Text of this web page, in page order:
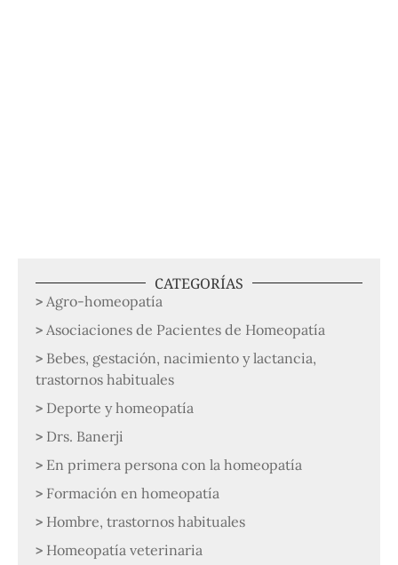
CATEGORÍAS
Agro-homeopatía
Asociaciones de Pacientes de Homeopatía
Bebes, gestación, nacimiento y lactancia,
trastornos habituales
Deporte y homeopatía
Drs. Banerji
En primera persona con la homeopatía
Formación en homeopatía
Hombre, trastornos habituales
Homeopatía veterinaria